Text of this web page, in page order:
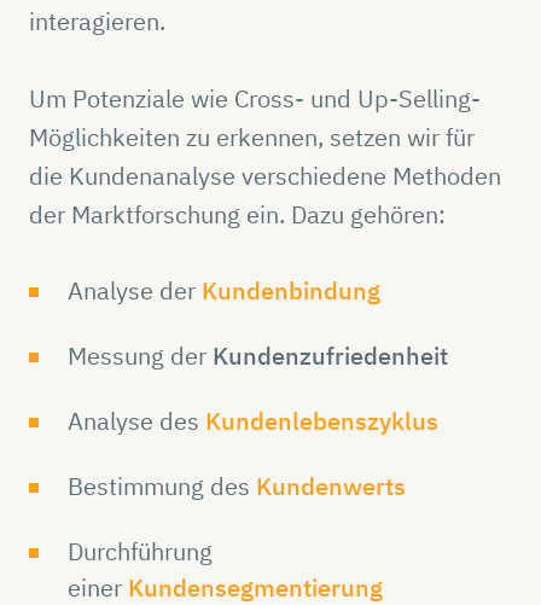
interagieren.
Um Potenziale wie Cross- und Up-Selling-
Möglichkeiten zu erkennen, setzen wir für
die Kundenanalyse verschiedene Methoden
der Marktforschung ein. Dazu gehören:
Analyse der Kundenbindung
Messung der Kundenzufriedenheit
Analyse des Kundenlebenszyklus
Bestimmung des Kundenwerts
Durchführung
einer Kundensegmentierung